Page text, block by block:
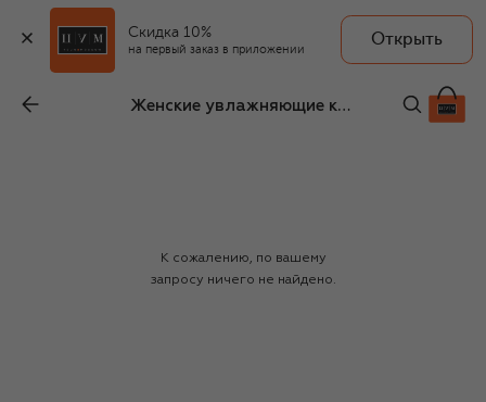
Скидка 10%
на первый заказ в приложении
Открыть
Женские увлажняющие кремы и гели для лица Athonites
К сожалению, по вашему
запросу ничего не найдено.